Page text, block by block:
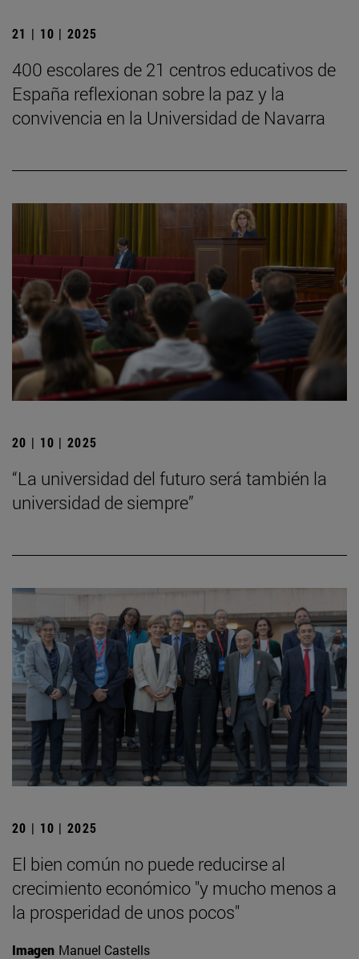
21 | 10 | 2025
400 escolares de 21 centros educativos de
España reflexionan sobre la paz y la
convivencia en la Universidad de Navarra
20 | 10 | 2025
“La universidad del futuro será también la
universidad de siempre”
20 | 10 | 2025
El bien común no puede reducirse al
crecimiento económico "y mucho menos a
la prosperidad de unos pocos"
Imagen Manuel Castells